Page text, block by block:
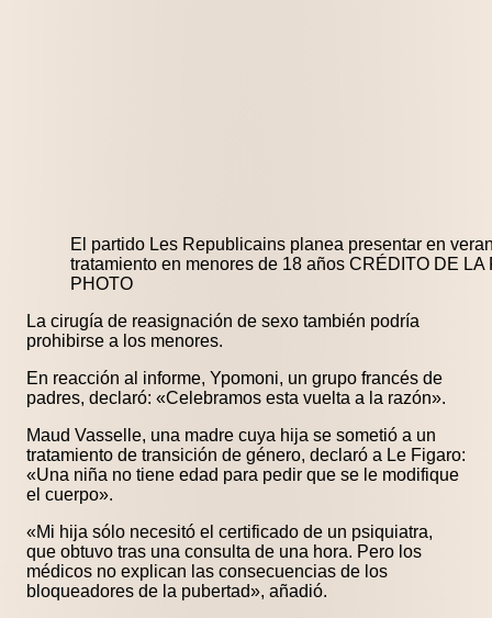
El partido Les Republicains planea presentar en
tratamiento en menores de 18 años CRÉDITO DE
PHOTO
La cirugía de reasignación de sexo también podría
prohibirse a los menores.
En reacción al informe, Ypomoni, un grupo francés de
padres, declaró: «Celebramos esta vuelta a la razón».
Maud Vasselle, una madre cuya hija se sometió a un
tratamiento de transición de género, declaró a Le Figaro:
«Una niña no tiene edad para pedir que se le modifique
el cuerpo».
«Mi hija sólo necesitó el certificado de un psiquiatra,
que obtuvo tras una consulta de una hora. Pero los
médicos no explican las consecuencias de los
bloqueadores de la pubertad», añadió.